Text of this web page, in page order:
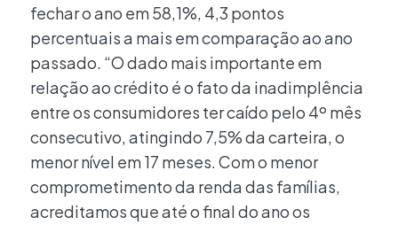
fechar o ano em 58,1%, 4,3 pontos
percentuais a mais em comparação ao ano
passado. “O dado mais importante em
relação ao crédito é o fato da inadimplência
entre os consumidores ter caído pelo 4º mês
consecutivo, atingindo 7,5% da carteira, o
menor nível em 17 meses. Com o menor
comprometimento da renda das famílias,
acreditamos que até o final do ano os